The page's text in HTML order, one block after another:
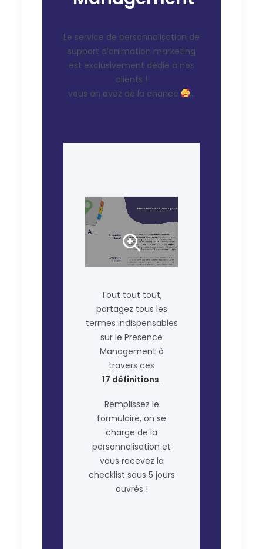
Le service de personnalisation de
support d’animation marketing
est exclusivement dédié à nos
clients !
vous en avez de la chance
…
Tout tout tout,
partagez tous les
termes indispensables
sur le Presence
Management à
travers ces
17 définitions.
Remplissez le
formulaire, on se
charge de la
personnalisation et
vous recevez la
checklist sous 5 jours
ouvrés !